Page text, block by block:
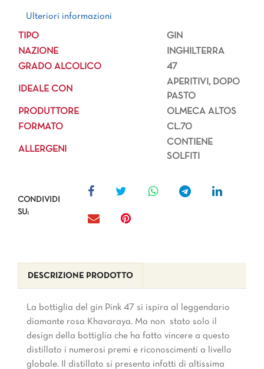
Ulteriori informazioni
Ulteriori informazioni
TIPO
GIN
NAZIONE
INGHILTERRA
GRADO ALCOLICO
47
IDEALE CON
APERITIVI, DOPO
PASTO
PRODUTTORE
OLMECA ALTOS
FORMATO
CL.70
ALLERGENI
CONTIENE
SOLFITI
CONDIVIDI
SU:
DESCRIZIONE PRODOTTO
La bottiglia del gin Pink 47 si ispira al leggendario
diamante rosa Khavaraya. Ma non  stato solo il
design della bottiglia che ha fatto vincere a questo
distillato i numerosi premi e riconoscimenti a livello
globale. Il distillato si presenta infatti di altissima